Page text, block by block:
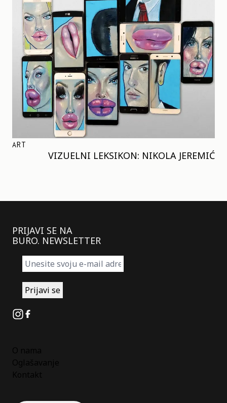
ART
VIZUELNI LEKSIKON: NIKOLA JEREMIĆ
PRIJAVI SE NA
BURO. NEWSLETTER
Instagram
Facebook